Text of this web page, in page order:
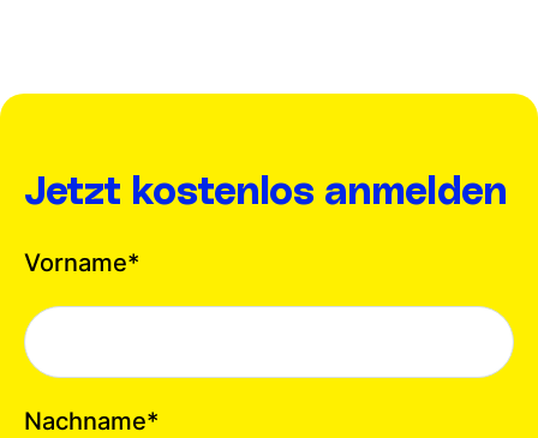
Jetzt kostenlos anmelden
Vorname*
Nachname*